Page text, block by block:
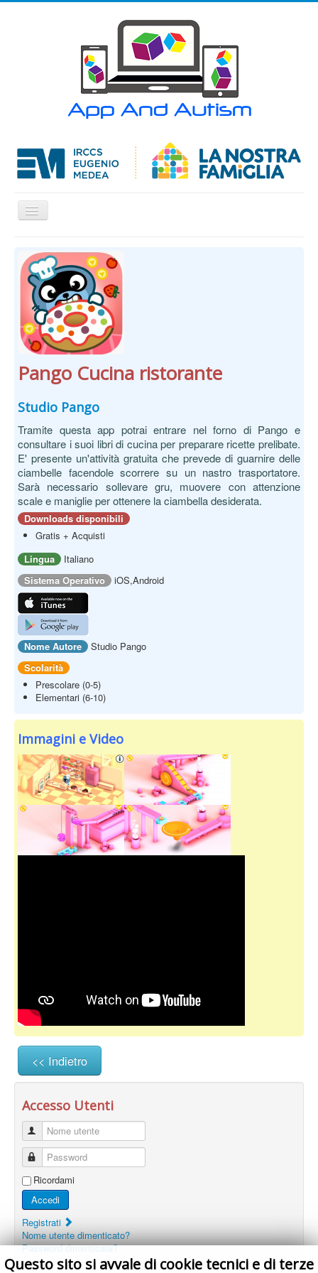
Cambia
navigazione
APP
Articoli
Contatti
Pango Cucina ristorante
Studio Pango
Tramite questa app potrai entrare nel forno di Pango e
consultare i suoi libri di cucina per preparare ricette prelibate.
E' presente un'attività gratuita che prevede di guarnire delle
ciambelle facendole scorrere su un nastro trasportatore.
Sarà necessario sollevare gru, muovere con attenzione
scale e maniglie per ottenere la ciambella desiderata.
Downloads disponibili
Gratis + Acquisti
Lingua
Italiano
Sistema Operativo
iOS,Android
Nome Autore
Studio Pango
Scolarità
Prescolare (0-5)
Elementari (6-10)
Immagini e Video
<< Indietro
Accesso Utenti
Nome utente
Password
Ricordami
Accedi
Registrati
Nome utente dimenticato?
Password dimenticata?
Questo sito si avvale di cookie tecnici e di terze